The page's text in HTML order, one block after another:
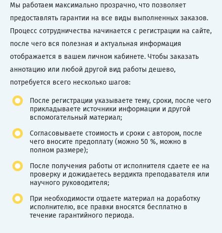
Мы работаем максимально прозрачно, что позволяет
предоставлять гарантии на все виды выполненных заказов.
Процесс сотрудничества начинается с регистрации на сайте,
после чего вся полезная и актуальная информация
отображается в вашем личном кабинете. Чтобы заказать
аннотацию или любой другой вид работы дешево,
потребуется всего несколько шагов:
После регистрации указываете тему, сроки, после чего
прикладываете источники информации и другой
вспомогательный материал;
Согласовываете стоимость и сроки с автором, после
чего вносите предоплату (можно 50 %, можно в
полном размере);
После получения работы от исполнителя сдаете ее на
проверку и дожидаетесь вердикта преподавателя или
научного руководителя;
При необходимости отдаете материал на доработку
исполнителю, все правки вносятся бесплатно в
течение гарантийного периода.